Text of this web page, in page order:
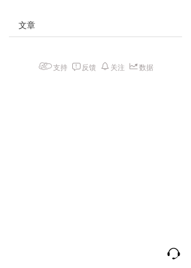
文章
支持 反馈 关注 数据